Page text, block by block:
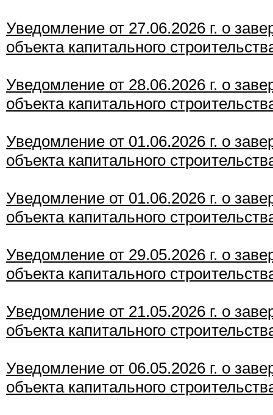
Уведомление от 27.06.2026 г. о
объекта капитального
Уведомление от 28.06.2026 г. о
объекта капитального
Уведомление от 01.06.2026 г. о
объекта капитального
Уведомление от 01.06.2026 г. о
объекта капитального
Уведомление от 29.05.2026 г. о
объекта капитального
Уведомление от 21.05.2026 г. о
объекта капитального
Уведомление от 06.05.2026 г. о
объекта капитального